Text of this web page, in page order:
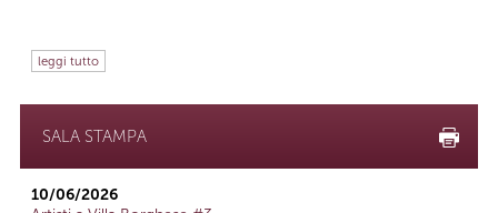
leggi tutto
SALA STAMPA
10/06/2026